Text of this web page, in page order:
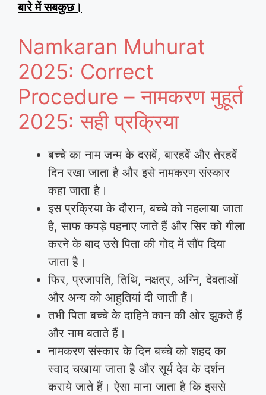
बारे में सबकुछ।
Namkaran Muhurat
2025: Correct
Procedure – नामकरण मुहूर्त
2025: सही प्रक्रिया
बच्चे का नाम जन्म के दसवें, बारहवें और तेरहवें
दिन रखा जाता है और इसे नामकरण संस्कार
कहा जाता है।
इस प्रक्रिया के दौरान, बच्चे को नहलाया जाता
है, साफ कपड़े पहनाए जाते हैं और सिर को गीला
करने के बाद उसे पिता की गोद में सौंप दिया
जाता है।
फिर, प्रजापति, तिथि, नक्षत्र, अग्नि, देवताओं
और अन्य को आहुतियां दी जाती हैं।
तभी पिता बच्चे के दाहिने कान की ओर झुकते हैं
और नाम बताते हैं।
नामकरण संस्कार के दिन बच्चे को शहद का
स्वाद चखाया जाता है और सूर्य देव के दर्शन
कराये जाते हैं। ऐसा माना जाता है कि इससे